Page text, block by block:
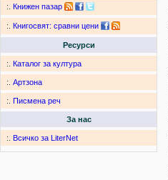
:. Книжен пазар
:. Книгосвят: сравни цени
Ресурси
:. Каталог за култура
:. Артзона
:. Писмена реч
За нас
:. Всичко за LiterNet